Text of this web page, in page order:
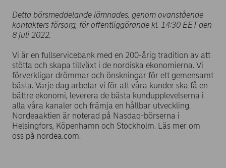
Detta börsmeddelande lämnades, genom ovanstående
kontakters försorg, för offentliggörande kl. 14:30 EET den
8 juli 2022.
Vi är en fullservicebank med en 200-årig tradition av att
stötta och skapa tillväxt i de nordiska ekonomierna. Vi
förverkligar drömmar och önskningar för ett gemensamt
bästa. Varje dag arbetar vi för att våra kunder ska få en
bättre ekonomi, leverera de bästa kundupplevelserna i
alla våra kanaler och främja en hållbar utveckling.
Nordeaaktien är noterad på Nasdaq-börserna i
Helsingfors, Köpenhamn och Stockholm. Läs mer om
oss på nordea.com.